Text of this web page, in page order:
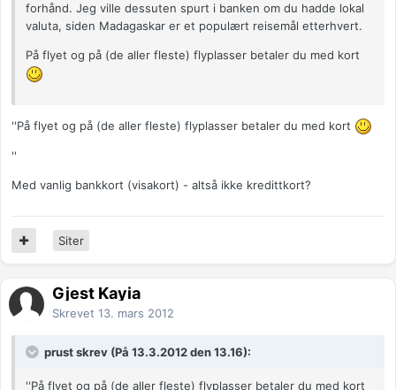
forhånd. Jeg ville dessuten spurt i banken om du hadde lokal
valuta, siden Madagaskar er et populært reisemål etterhvert.
På flyet og på (de aller fleste) flyplasser betaler du med kort
''På flyet og på (de aller fleste) flyplasser betaler du med kort
''
Med vanlig bankkort (visakort) - altså ikke kredittkort?
Siter
Gjest Kayia
Skrevet 13. mars 2012
prust skrev (På 13.3.2012 den 13.16):
''På flyet og på (de aller fleste) flyplasser betaler du med kort